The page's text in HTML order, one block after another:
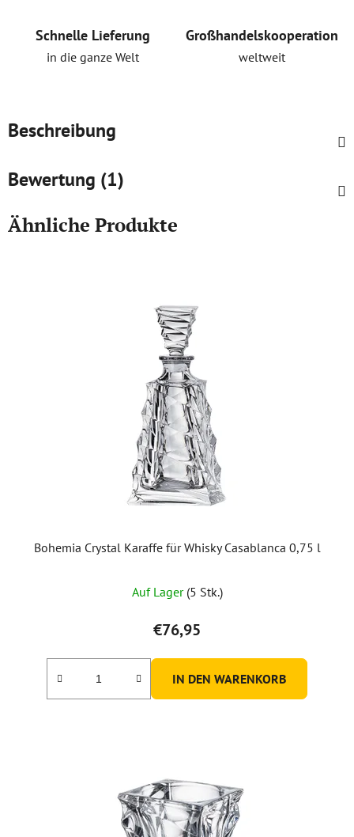
Schnelle Lieferung
in die ganze Welt
Großhandelskooperation
weltweit
Beschreibung
Bewertung (1)
Ähnliche Produkte
Bohemia Crystal Karaffe für Whisky Casablanca 0,75 l
durchschnittliche
Produktbewertung
ist
5,0
von
Auf Lager (5 Stk.)
€76,95
IN DEN WARENKORB